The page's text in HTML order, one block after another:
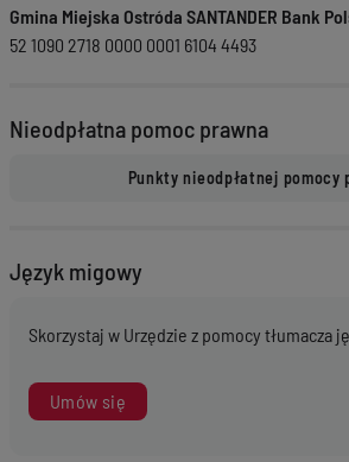
Gmina Miejska Ostróda SANTANDER Bank
52 1090 2718 0000 0001 6104 4493
Nieodpłatna pomoc prawna
Język migowy
Skorzystaj w Urzędzie z pomocy tłumacza
Umów się